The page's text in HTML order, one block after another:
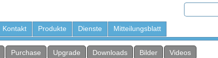
Kontakt Produkte Dienste Mitteilungsblatt
Purchase Upgrade Downloads Bilder Videos